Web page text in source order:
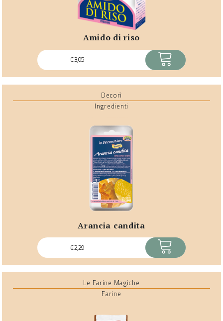
amido di riso
€3,05 ACQUISTA
Decorì
Ingredienti
arancia candita
€2,29 ACQUISTA
Le Farine Magiche
Farine